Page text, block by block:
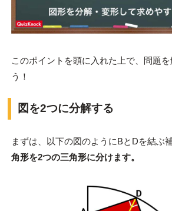
このポイントを頭に入れた上で、問題
う！
図を2つに分解する
まずは、以下の図のようにBとDを結ぶ
角形を2つの三角形に分けます。